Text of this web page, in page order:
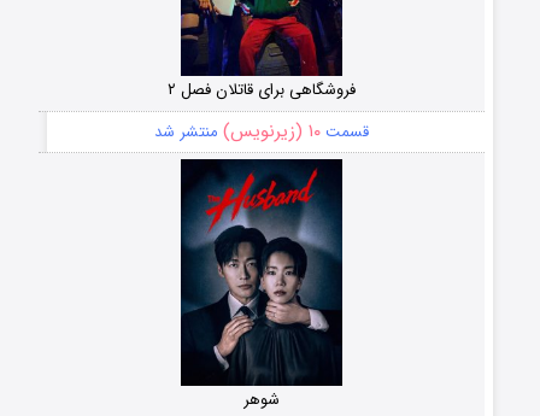
فروشگاهی برای قاتلان فصل ۲
قسمت۱۰ (زیرنویس) منتشر شد
شوهر